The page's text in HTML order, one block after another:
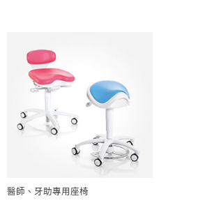
醫師、牙助專用座椅